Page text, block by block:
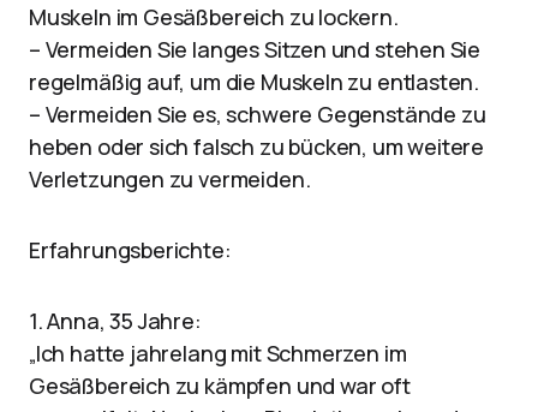
Muskeln im Gesäßbereich zu lockern.
– Vermeiden Sie langes Sitzen und stehen Sie
regelmäßig auf, um die Muskeln zu entlasten.
– Vermeiden Sie es, schwere Gegenstände zu
heben oder sich falsch zu bücken, um weitere
Verletzungen zu vermeiden.
Erfahrungsberichte:
1. Anna, 35 Jahre:
„Ich hatte jahrelang mit Schmerzen im
Gesäßbereich zu kämpfen und war oft